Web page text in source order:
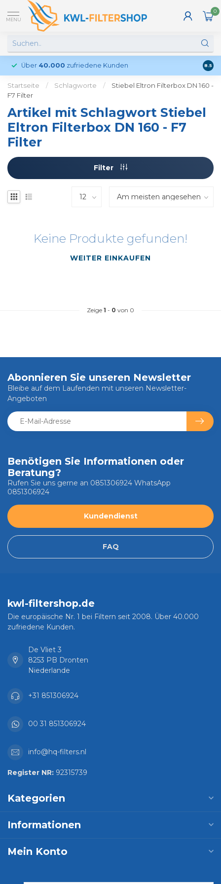
MENU
0
Über 40.000 zufriedene Kunden 8.5
Startseite / Schlagworte /
Stiebel Eltron Filterbox DN 160 -
F7 Filter
Artikel mit Schlagwort Stiebel
Eltron Filterbox DN 160 - F7
Filter
Filter
Keine Produkte gefunden!
WEITER EINKAUFEN
Zeige 1 - 0 von 0
Benötigen Sie Informationen oder
Beratung?
Rufen Sie uns gerne an 0851306924 WhatsApp
0851306924
Kundendienst
FAQ
Abonnieren Sie unseren Newsletter
Bleibe auf dem Laufenden mit unseren Newsletter-
Angeboten
kwl-filtershop.de
Die europäische Nr. 1 bei Filtern seit 2008. Über 40.000
zufriedene Kunden.
De Vliet 3
8253 PB Dronten
Niederlande
+31 851306924
00 31 851306924
info@hq-filters.nl
Register NR: 92315739
Kategorien
Informationen
Mein Konto